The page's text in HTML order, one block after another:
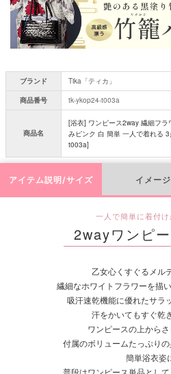
)
ブランド
Tika「ティカ」
商品番号
tk-ykop24-t003a
商品名
[浴衣] ワンピース2way 繊細フ
みピンク 白 簡単 一人で着れる
t003a]
アイテム説明/サイズ イメージ
一人で簡単に着付
2wayワンピ
乙女心くすぐるメル
繊細なホワイトフラワーを描
吸汗速乾機能に優れたサラ
汗をかいてもすぐ乾
ワンピースの上からさ
付属のボリュームたっぷり
簡単浴衣姿